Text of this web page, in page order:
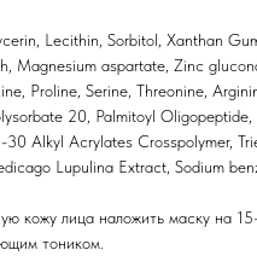
Lecithin, Sorbitol, Xanthan
Magnesium aspartate, Zinc
Proline, Serine, Threonine,
20, Palmitoyl Oligopeptide,
Alkyl Acrylates Crosspolymer,
Lupulina Extract, Sodium
кожу лица наложить маску на
тоником.